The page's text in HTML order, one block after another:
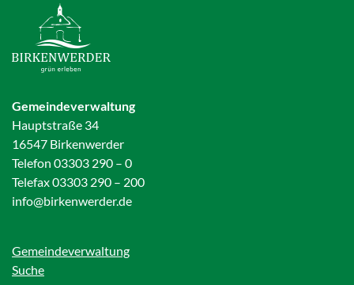
Gemeindeverwaltung
Hauptstraße 34
16547 Birkenwerder
Telefon 03303 290 – 0
Telefax 03303 290 – 200
info@birkenwerder.de
Gemeindeverwaltung
Suche